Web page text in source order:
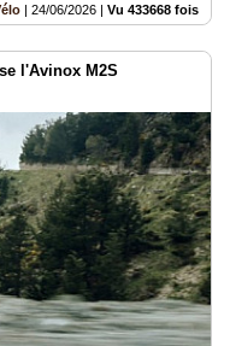
| 24/06/2026 | Vu 433668 fois
l'Avinox M2S